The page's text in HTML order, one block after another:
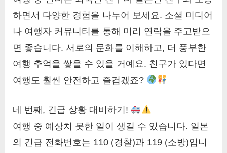
하면서 다양한 경험을 나누어 보세요. 소셜 미디어
나 여행자 커뮤니티를 통해 미리 연락을 주고받으
면 좋습니다. 서로의 문화를 이해하고, 더 풍부한
여행 추억을 쌓을 수 있을 거예요. 친구가 있다면
여행도 훨씬 안전하고 즐겁겠죠?
네 번째, 긴급 상황 대비하기!
여행 중 예상치 못한 일이 생길 수 있습니다. 일본
의 긴급 전화번호는 110 (경찰)과 119 (소방)입니